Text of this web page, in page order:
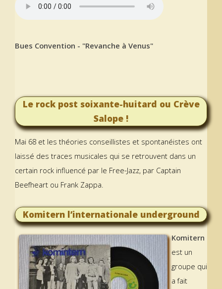
Bues Convention - "Revanche à Venus"
Le rock post soixante-huitard ou Crève
Salope !
Mai 68 et les théories conseillistes et spontanéistes ont
laissé des traces musicales qui se retrouvent dans un
certain rock influencé par le Free-Jazz, par Captain
Beefheart ou Frank Zappa.
Komitern l’internationale underground
Komitern
est un
groupe qui
a fait